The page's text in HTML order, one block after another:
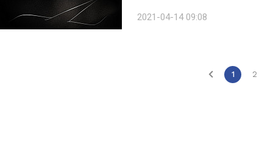
이션 플랫폼 ‘구하다’는 글로벌 명품
2021-04-14 09:08
1 2